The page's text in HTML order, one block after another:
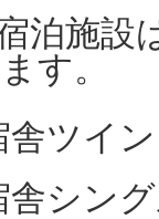
泊施設
す。
舎ツイ
舎シン